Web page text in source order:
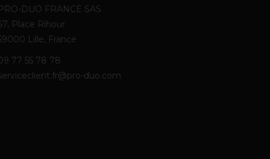
DUO FRANCE SAS
Place Rihour
Lille, France
77 55 78 78
duo.com